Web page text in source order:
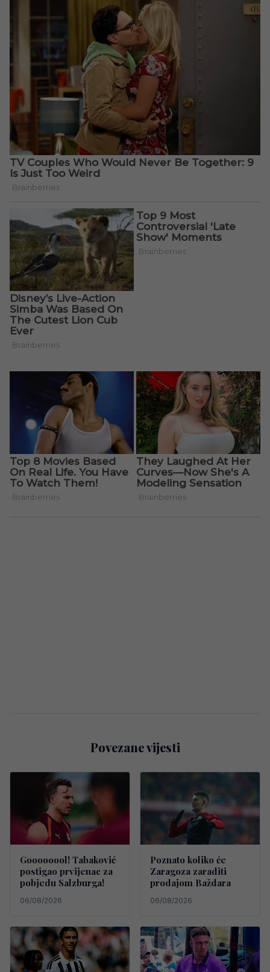
Povezane vijesti
Goooooool! Tabaković
postigao prvijenac za
pobjedu Salzburga!
06/08/2026
Poznato koliko će
Zaragoza zaraditi
prodajom Baždara
06/08/2026